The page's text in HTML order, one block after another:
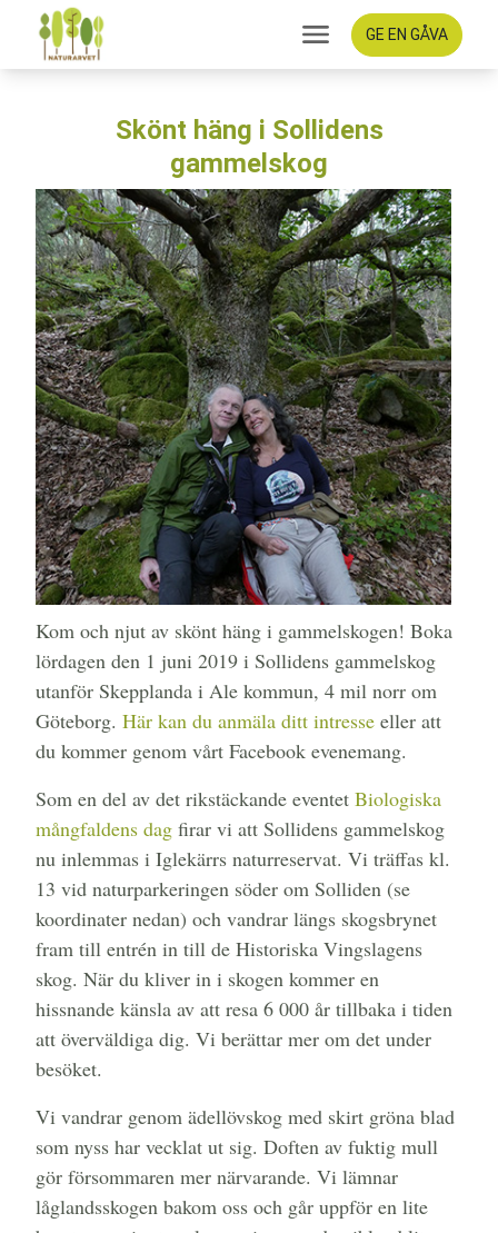
GE EN GÅVA
Skönt häng i Sollidens
gammelskog
Kom och njut av skönt häng i gammelskogen! Boka
lördagen den 1 juni 2019 i Sollidens gammelskog
utanför Skepplanda i Ale kommun, 4 mil norr om
Göteborg. Här kan du anmäla ditt intresse eller att
du kommer genom vårt Facebook evenemang.
Som en del av det rikstäckande eventet Biologiska
mångfaldens dag firar vi att Sollidens gammelskog
nu inlemmas i Iglekärrs naturreservat. Vi träffas kl.
13 vid naturparkeringen söder om Solliden (se
koordinater nedan) och vandrar längs skogsbrynet
fram till entrén in till de Historiska Vingslagens
skog. När du kliver in i skogen kommer en
hissnande känsla av att resa 6 000 år tillbaka i tiden
att överväldiga dig. Vi berättar mer om det under
besöket.
Vi vandrar genom ädellövskog med skirt gröna blad
som nyss har vecklat ut sig. Doften av fuktig mull
gör försommaren mer närvarande. Vi lämnar
låglandsskogen bakom oss och går uppför en lite